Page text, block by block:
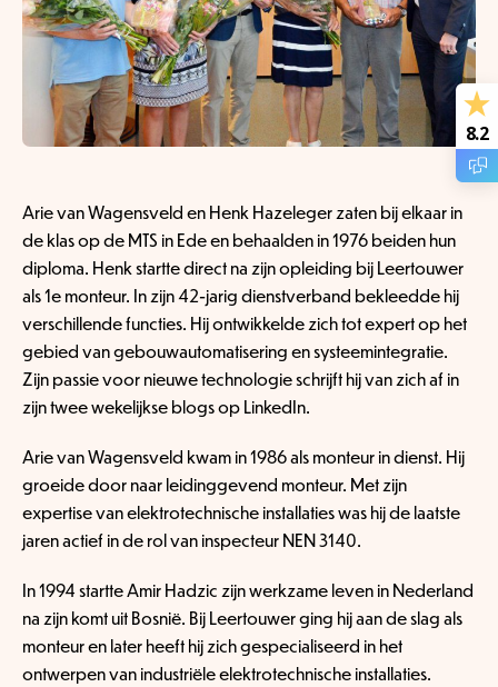
Arie van Wagensveld en Henk Hazeleger zaten bij elkaar in
de klas op de MTS in Ede en behaalden in 1976 beiden hun
diploma. Henk startte direct na zijn opleiding bij Leertouwer
als 1e monteur. In zijn 42-jarig dienstverband bekleedde hij
verschillende functies. Hij ontwikkelde zich tot expert op het
gebied van gebouwautomatisering en systeemintegratie.
Zijn passie voor nieuwe technologie schrijft hij van zich af in
zijn twee wekelijkse blogs op LinkedIn.
Arie van Wagensveld kwam in 1986 als monteur in dienst. Hij
groeide door naar leidinggevend monteur. Met zijn
expertise van elektrotechnische installaties was hij de laatste
jaren actief in de rol van inspecteur NEN 3140.
In 1994 startte Amir Hadzic zijn werkzame leven in Nederland
na zijn komt uit Bosnië. Bij Leertouwer ging hij aan de slag als
monteur en later heeft hij zich gespecialiseerd in het
ontwerpen van industriële elektrotechnische installaties.
8.2